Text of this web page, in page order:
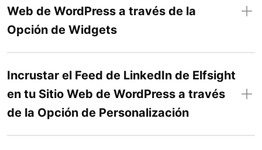
Web de WordPress a través de la
Opción de Widgets
Incrustar el Feed de LinkedIn de Elfsight
en tu Sitio Web de WordPress a través
de la Opción de Personalización